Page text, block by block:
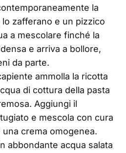
la
zafferano e un pizzico
a mescolare finché la
e arriva a bollore,
da parte.
ammolla la ricotta
di cottura della pasta
Aggiungi il
e mescola con cura
crema omogenea.
abbondante acqua salata